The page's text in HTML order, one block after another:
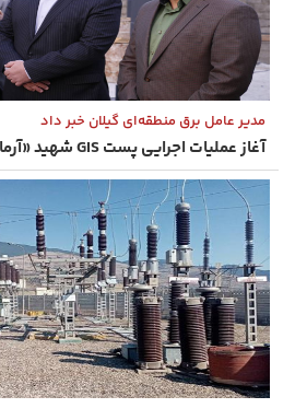
مدیر عامل برق منطقه‌ای گیلان خبر داد
آغاز عملیات اجرایی پست GIS شهید «آرمان میزبان»